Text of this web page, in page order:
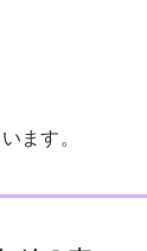
ます。